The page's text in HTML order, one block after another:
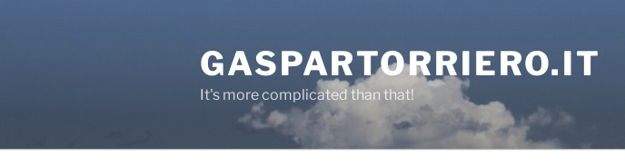
GASPARTORRIERO.IT
It's more complicated than that!